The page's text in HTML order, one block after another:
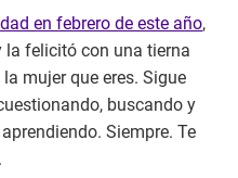
en febrero de este año,
la felicitó con una tierna
mujer que eres. Sigue
buscando y
Siempre. Te